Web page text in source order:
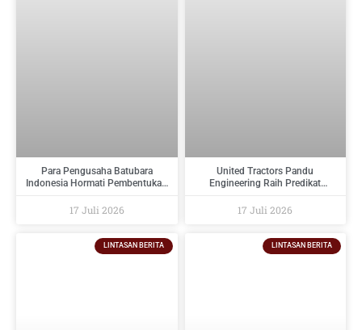
Para Pengusaha Batubara
Indonesia Hormati Pembentukan
Indonesia Dan Berikan Saran
17 Juli 2026
United Tractors Pandu
Engineering Raih Predikat
Regulatory Compliance Awards
17 Juli 2026
LINTASAN BERITA LINTASAN BERITA